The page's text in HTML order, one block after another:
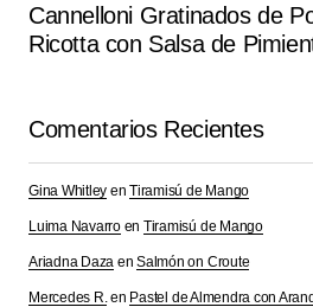
Tu dirección de correo
publicada. Los campos
Comment*
Alternative:
Cannelloni Gratinados de
Ricotta con Salsa de
Comentarios Recientes
Gina Whitley enTiramisú de Mango
Luima Navarroen Tiramisú de Mango
Ariadna Daza enSalmón on Croute
Mercedes R. en Pastel de Almendra con